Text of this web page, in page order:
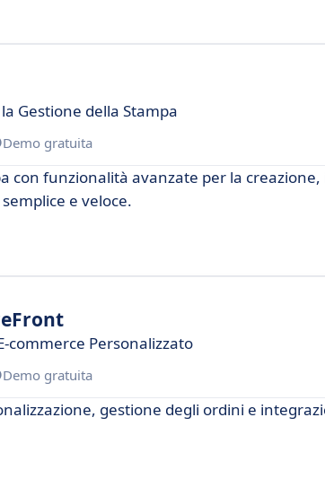
Gestione della Stampa
Demo gratuita
con funzionalità avanzate per la
e veloce.
commerce Personalizzato
Demo gratuita
gestione degli ordini e